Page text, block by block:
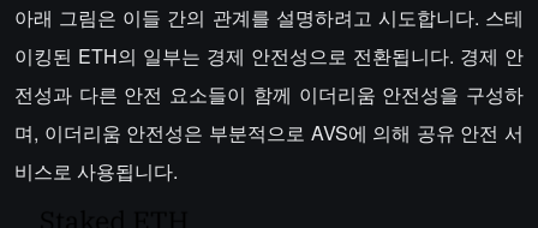
아래 그림은 이들 간의 관계를 설명하려고 시도합니다. 스테
이킹된 ETH의 일부는 경제 안전성으로 전환됩니다. 경제 안
전성과 다른 안전 요소들이 함께 이더리움 안전성을 구성하
며, 이더리움 안전성은 부분적으로 AVS에 의해 공유 안전 서
비스로 사용됩니다.